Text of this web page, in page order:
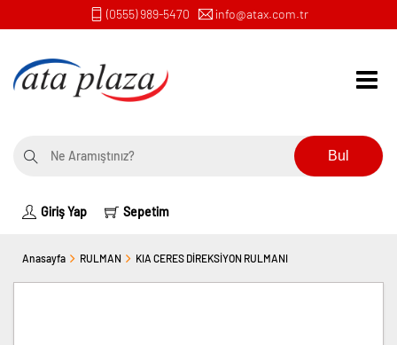
(0555) 989-5470 info@atax.com.tr
Bul
Giriş Yap Sepetim
Anasayfa RULMAN KIA CERES DİREKSİYON RULMANI